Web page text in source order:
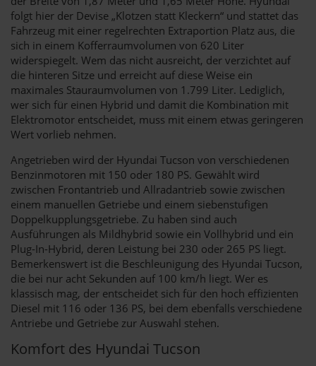
folgt hier der Devise „Klotzen statt Kleckern“ und stattet das
Fahrzeug mit einer regelrechten Extraportion Platz aus, die
sich in einem Kofferraumvolumen von 620 Liter
widerspiegelt. Wem das nicht ausreicht, der verzichtet auf
die hinteren Sitze und erreicht auf diese Weise ein
maximales Stauraumvolumen von 1.799 Liter. Lediglich,
wer sich für einen Hybrid und damit die Kombination mit
Elektromotor entscheidet, muss mit einem etwas geringeren
Wert vorlieb nehmen.
Angetrieben wird der Hyundai Tucson von verschiedenen
Benzinmotoren mit 150 oder 180 PS. Gewählt wird
zwischen Frontantrieb und Allradantrieb sowie zwischen
einem manuellen Getriebe und einem siebenstufigen
Doppelkupplungsgetriebe. Zu haben sind auch
Ausführungen als Mildhybrid sowie ein Vollhybrid und ein
Plug-In-Hybrid, deren Leistung bei 230 oder 265 PS liegt.
Bemerkenswert ist die Beschleunigung des Hyundai Tucson,
die bei nur acht Sekunden auf 100 km/h liegt. Wer es
klassisch mag, der entscheidet sich für den hoch effizienten
Diesel mit 116 oder 136 PS, bei dem ebenfalls verschiedene
Antriebe und Getriebe zur Auswahl stehen.
Komfort des Hyundai Tucson